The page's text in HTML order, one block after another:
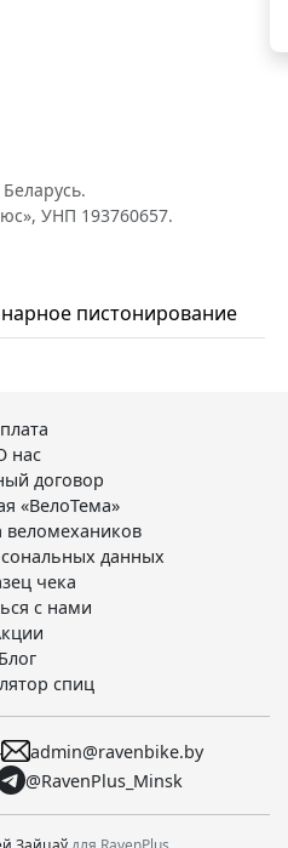
УНП 193760657.
пистонирование
нас
договор
«ВелоТема»
веломехаников
данных
чека
с нами
Блог
спиц
admin@ravenbike.by
@RavenPlus_Minsk